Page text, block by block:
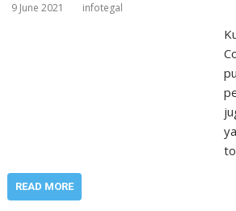
9 June 2021 infotegal
READ MORE